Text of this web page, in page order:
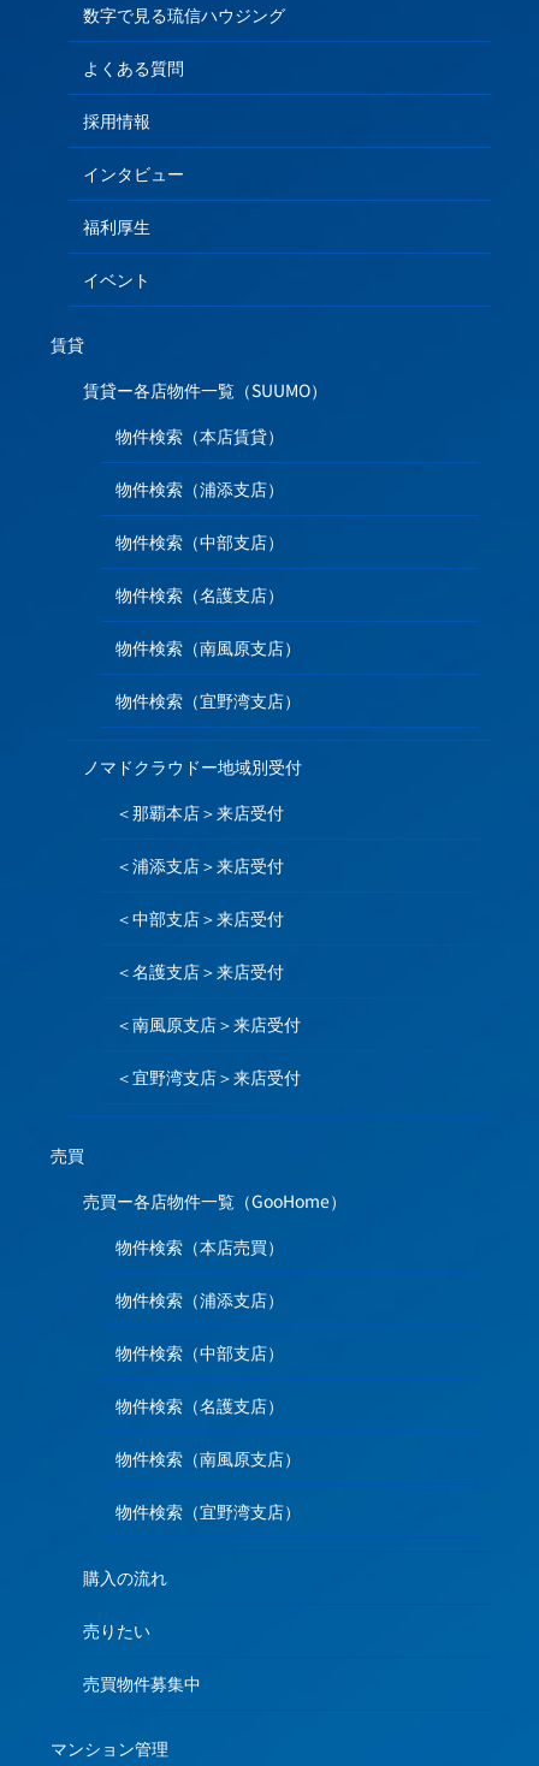
数字で見る琉信ハウジング
よくある質問
採用情報
インタビュー
福利厚生
イベント
賃貸
賃貸ー各店物件一覧（SUUMO）
物件検索（本店賃貸）
物件検索（浦添支店）
物件検索（中部支店）
物件検索（名護支店）
物件検索（南風原支店）
物件検索（宜野湾支店）
ノマドクラウドー地域別受付
＜那覇本店＞来店受付
＜浦添支店＞来店受付
＜中部支店＞来店受付
＜名護支店＞来店受付
＜南風原支店＞来店受付
＜宜野湾支店＞来店受付
売買
売買ー各店物件一覧（GooHome）
物件検索（本店売買）
物件検索（浦添支店）
物件検索（中部支店）
物件検索（名護支店）
物件検索（南風原支店）
物件検索（宜野湾支店）
購入の流れ
売りたい
売買物件募集中
マンション管理